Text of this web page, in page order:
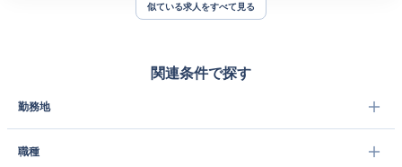
似ている求人をすべて見る
関連条件で探す
勤務地
職種